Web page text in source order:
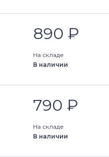
890 ₽
На складе
В наличии
790 ₽
На складе
В наличии